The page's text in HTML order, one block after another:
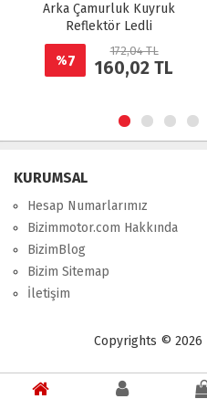
Arka Çamurluk Kuyruk
Reflektör Ledli
%7
172,04 TL
160,02 TL
KURUMSAL
Hesap Numarlarımız
Bizimmotor.com Hakkında
BizimBlog
Bizim Sitemap
İletişim
Copyrights © 2026